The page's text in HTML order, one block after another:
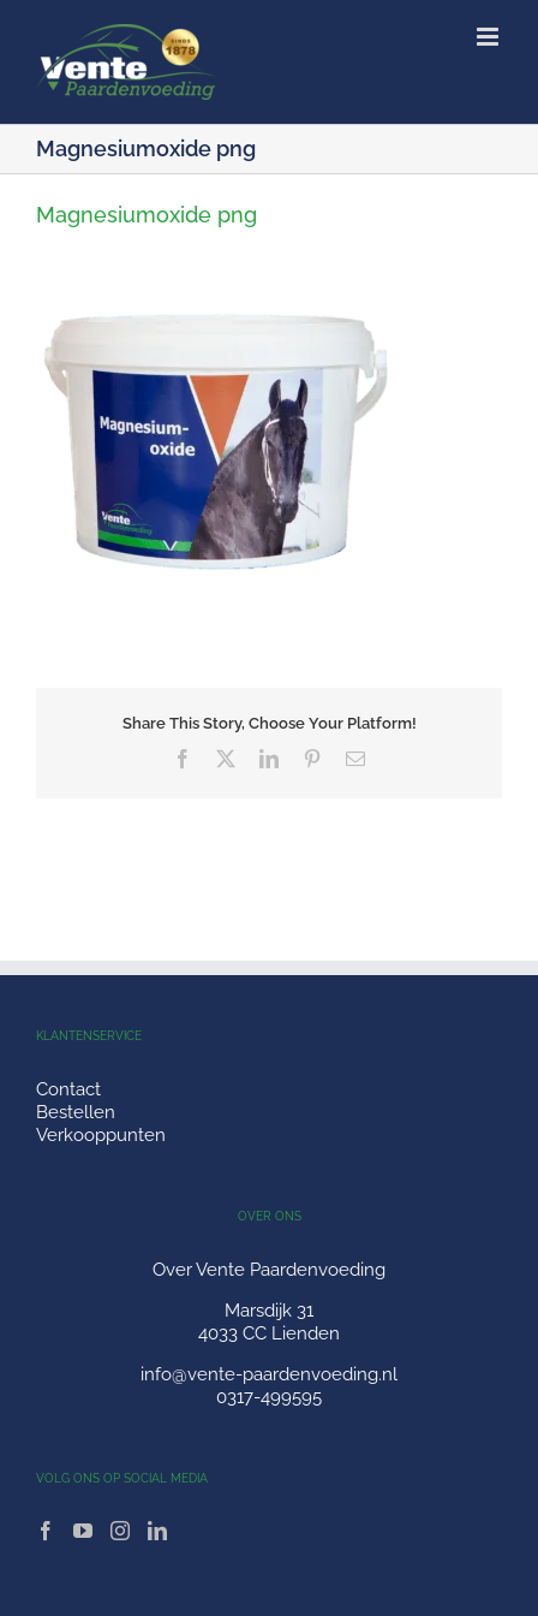
inhoud
Magnesiumoxide png
Magnesiumoxide png
Share This Story, Choose Your Platform!
Facebook LinkedInPinterest
E-
KLANTENSERVICE
Contact
Bestellen
Verkooppunten
OVER ONS
Over Vente Paardenvoeding
Marsdijk 31
4033 CC Lienden
info@vente-paardenvoeding.nl
0317-499595
VOLG ONS OP SOCIAL MEDIA